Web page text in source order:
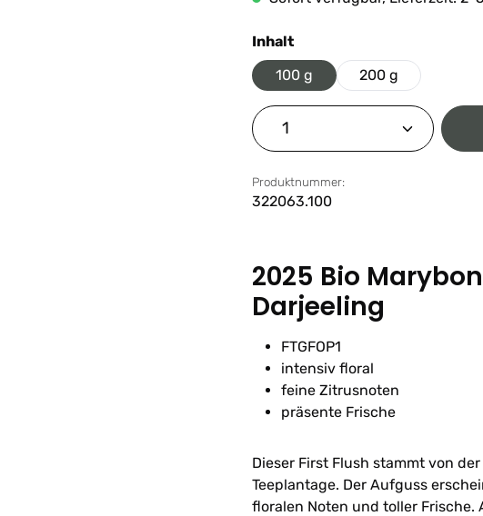
Inhaltauswählen
100 g
200 g
Produkt Anzahl: Gib
Produktnummer:
322063.100
2025 Bio
Darjeeling
FTGFOP1
intensiv floral
feine Zitrusnoten
präsente Frische
Dieser First Flush stammt von
Teeplantage. Der Aufguss
floralen Noten und toller